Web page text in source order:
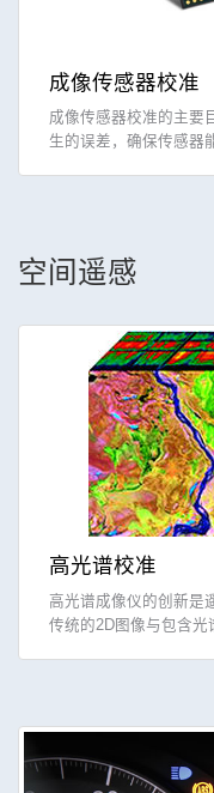
成像传感器校准
成像传感器校准的主要
生的误差，确保传感器
空间遥感
高光谱校准
高光谱成像仪的创新是
传统的2D图像与包含光